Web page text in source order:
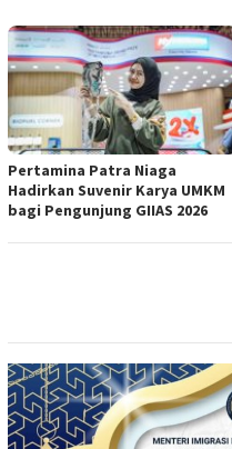
Pertamina Patra Niaga
Hadirkan Suvenir Karya UMKM
bagi Pengunjung GIIAS 2026